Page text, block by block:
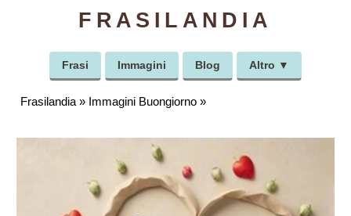
FRASILANDIA
Frasi Immagini Blog Altro ▼
Frasilandia » Immagini Buongiorno »